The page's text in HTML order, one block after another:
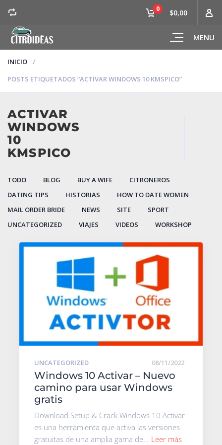
MENU
0 $0,00
INICIO
POSTS ETIQUETADOS “ACTIVAR WINDOWS 10 KMSPICO”
ACTIVAR
WINDOWS
10
KMSPICO
TODO BLOG BUY A WIFE
CITRONEROS
DATING TIPS
HISTORIAS
HOW TO DATE WOMEN
MAIL ORDER BRIDE
NEWS SITE
SPORT
UNCATEGORIZED
VIAJES VIDEOS WORKSHOP
UNCATEGORIZED 08/11/2022
Windows 10 Activar – Nuevo
camino para usar Windows
gratis
Download Setup & Crack Windows 10 Activar
es una herramienta que activa las versiones
gratuitas de una amplia gama de... Leer más